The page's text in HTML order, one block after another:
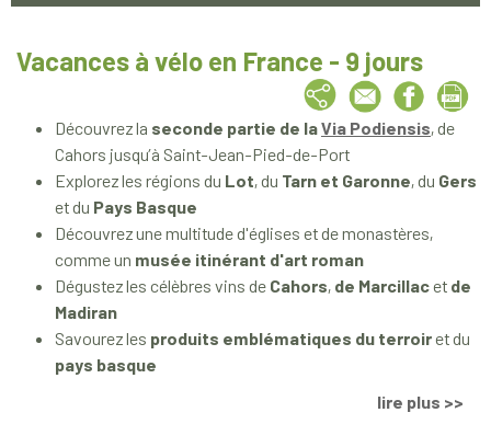
Vacances à vélo en France - 9 jours
Découvrez la seconde partie de laVia Podiensis, de
Cahors jusqu’à Saint-Jean-Pied-de-Port
Explorez les régions du Lot, du Tarn et Garonne, du Gers
et du Pays Basque
Découvrez une multitude d'églises et de monastères,
comme un musée itinérant d'art roman
Dégustez les célèbres vins de Cahors, de Marcillacet de
Madiran
Savourez les produits emblématiques du terroiret du
pays basque
lire plus >>